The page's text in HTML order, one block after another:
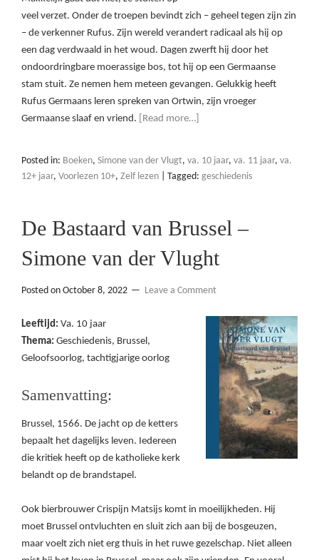
veel verzet. Onder de troepen bevindt zich – geheel tegen zijn zin
– de verkenner Rufus. Zijn wereld verandert radicaal als hij op
een dag verdwaald in het woud. Dagen zwerft hij door het
ondoordringbare moerassige bos, tot hij op een Germaanse
stam stuit. Ze nemen hem meteen gevangen. Gelukkig heeft
Rufus Germaans leren spreken van Ortwin, zijn vroeger
Germaanse slaaf en vriend.
[Read more…]
Posted in: Boeken, Simone van der Vlugt, va. 10 jaar, va. 11 jaar, va.
12+ jaar, Voorlezen 10+, Zelf lezen Tagged: geschiedenis
De Bastaard van Brussel –
Simone van der Vlught
Posted on October 8, 2022 Leave a Comment
Leeftijd: Va. 10 jaar
Thema: Geschiedenis, Brussel,
Geloofsoorlog, tachtigjarige oorlog
Samenvatting:
Brussel, 1566. De jacht op de ketters
bepaalt het dagelijks leven. Iedereen
die kritiek heeft op de katholieke kerk
belandt op de brandstapel.
Ook bierbrouwer Crispijn Matsijs komt in moeilijkheden. Hij
moet Brussel ontvluchten en sluit zich aan bij de bosgeuzen,
maar voelt zich niet erg thuis in het ruwe gezelschap. Niet alleen